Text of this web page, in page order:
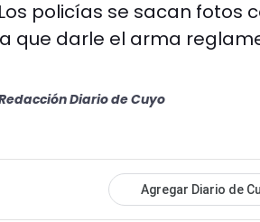
policías se sacan fotos
que darle el arma
Diario de Cuyo
Agregar Diario de